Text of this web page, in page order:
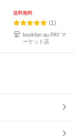
送料無料
(1)
bookfan au PAY マ
ーケット店